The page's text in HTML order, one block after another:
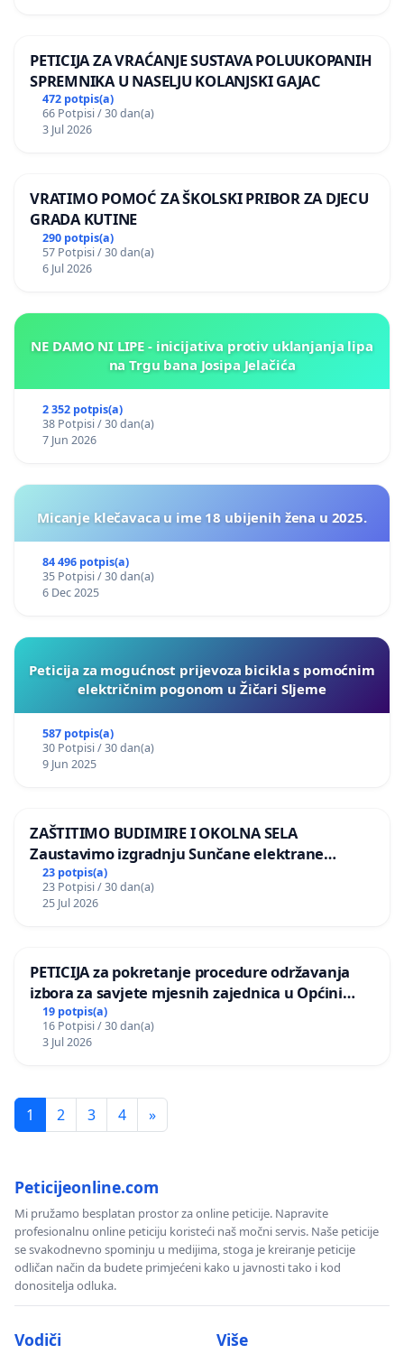
PETICIJA ZA VRAĆANJE SUSTAVA POLUUKOPANIH
SPREMNIKA U NASELJU KOLANJSKI GAJAC
472 potpis(a)
66 Potpisi / 30 dan(a)
3 Jul 2026
VRATIMO POMOĆ ZA ŠKOLSKI PRIBOR ZA DJECU
GRADA KUTINE
290 potpis(a)
57 Potpisi / 30 dan(a)
6 Jul 2026
NE DAMO NI LIPE - inicijativa protiv uklanjanja lipa
na Trgu bana Josipa Jelačića
2 352 potpis(a)
38 Potpisi / 30 dan(a)
7 Jun 2026
Micanje klečavaca u ime 18 ubijenih žena u 2025.
84 496 potpis(a)
35 Potpisi / 30 dan(a)
6 Dec 2025
Peticija za mogućnost prijevoza bicikla s pomoćnim
električnim pogonom u Žičari Sljeme
587 potpis(a)
30 Potpisi / 30 dan(a)
9 Jun 2025
ZAŠTITIMO BUDIMIRE I OKOLNA SELA
Zaustavimo izgradnju Sunčane elektrane
Vedrine na području Ugljana
23 potpis(a)
23 Potpisi / 30 dan(a)
25 Jul 2026
PETICIJA za pokretanje procedure održavanja
izbora za savjete mjesnih zajednica u Općini
Bugojno
19 potpis(a)
16 Potpisi / 30 dan(a)
3 Jul 2026
1 2 3 4 »
Peticijeonline.com
Mi pružamo besplatan prostor za online peticije. Napravite
profesionalnu online peticiju koristeći naš močni servis. Naše peticije
se svakodnevno spominju u medijima, stoga je kreiranje peticije
odličan način da budete primjećeni kako u javnosti tako i kod
donositelja odluka.
Vodiči Više